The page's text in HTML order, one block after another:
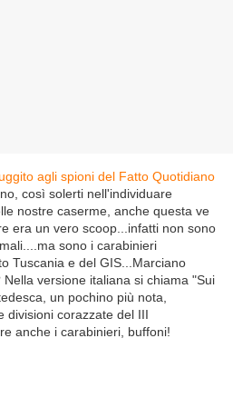
così solerti nell'individuare
nostre caserme, anche questa ve
era un vero scoop...infatti non sono
sono i carabinieri
Tuscania e del GIS...Marciano
versione italiana si chiama "Sui
un pochino più nota,
divisioni corazzate del III
anche i carabinieri, buffoni!